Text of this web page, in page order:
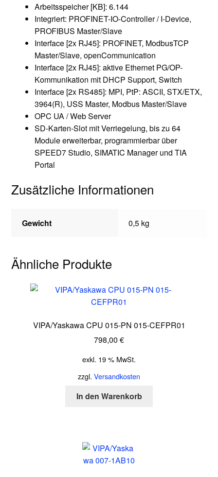
Arbeitsspeicher [KB]: 6.144
Integriert: PROFINET-IO-Controller / I-Device,
PROFIBUS Master/Slave
Interface [2x RJ45]: PROFINET, ModbusTCP
Master/Slave, openCommunication
Interface [2x RJ45]: aktive Ethernet PG/OP-
Kommunikation mit DHCP Support, Switch
Interface [2x RS485]: MPI, PtP: ASCII, STX/ETX,
3964(R), USS Master, Modbus Master/Slave
OPC UA / Web Server
SD-Karten-Slot mit Verriegelung, bis zu 64
Module erweiterbar, programmierbar über
SPEED7 Studio, SIMATIC Manager und TIA
Portal
Zusätzliche Informationen
Gewicht 0,5 kg
Ähnliche Produkte
VIPA/Yaskawa CPU 015-PN 015-CEFPR01
798,00 €
exkl. 19 % MwSt.
zzgl. Versandkosten
In den Warenkorb